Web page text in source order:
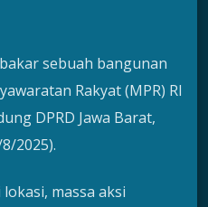
sebuah bangunan
Rakyat (MPR) RI
DPRD Jawa Barat,
2025).
massa aksi